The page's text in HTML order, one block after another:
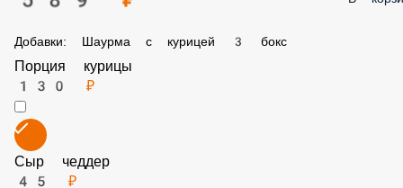
Порция курицы
130 ₽
Сыр чеддер